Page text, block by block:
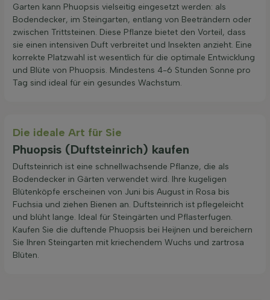
Garten kann Phuopsis vielseitig eingesetzt werden: als
Bodendecker, im Steingarten, entlang von Beeträndern oder
zwischen Trittsteinen. Diese Pflanze bietet den Vorteil, dass
sie einen intensiven Duft verbreitet und Insekten anzieht. Eine
korrekte Platzwahl ist wesentlich für die optimale Entwicklung
und Blüte von Phuopsis. Mindestens 4-6 Stunden Sonne pro
Tag sind ideal für ein gesundes Wachstum.
Die ideale Art für Sie
Phuopsis (Duftsteinrich) kaufen
Duftsteinrich ist eine schnellwachsende Pflanze, die als
Bodendecker in Gärten verwendet wird. Ihre kugeligen
Blütenköpfe erscheinen von Juni bis August in Rosa bis
Fuchsia und ziehen Bienen an. Duftsteinrich ist pflegeleicht
und blüht lange. Ideal für Steingärten und Pflasterfugen.
Kaufen Sie die duftende Phuopsis bei Heijnen und bereichern
Sie Ihren Steingarten mit kriechendem Wuchs und zartrosa
Blüten.